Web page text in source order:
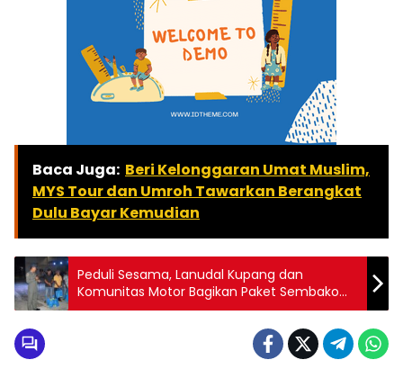
Baca Juga: Beri Kelonggaran Umat Muslim,
MYS Tour dan Umroh Tawarkan Berangkat
Dulu Bayar Kemudian
Peduli Sesama, Lanudal Kupang dan
Komunitas Motor Bagikan Paket Sembako
pada Masyarakat Sekitar Pangkalan